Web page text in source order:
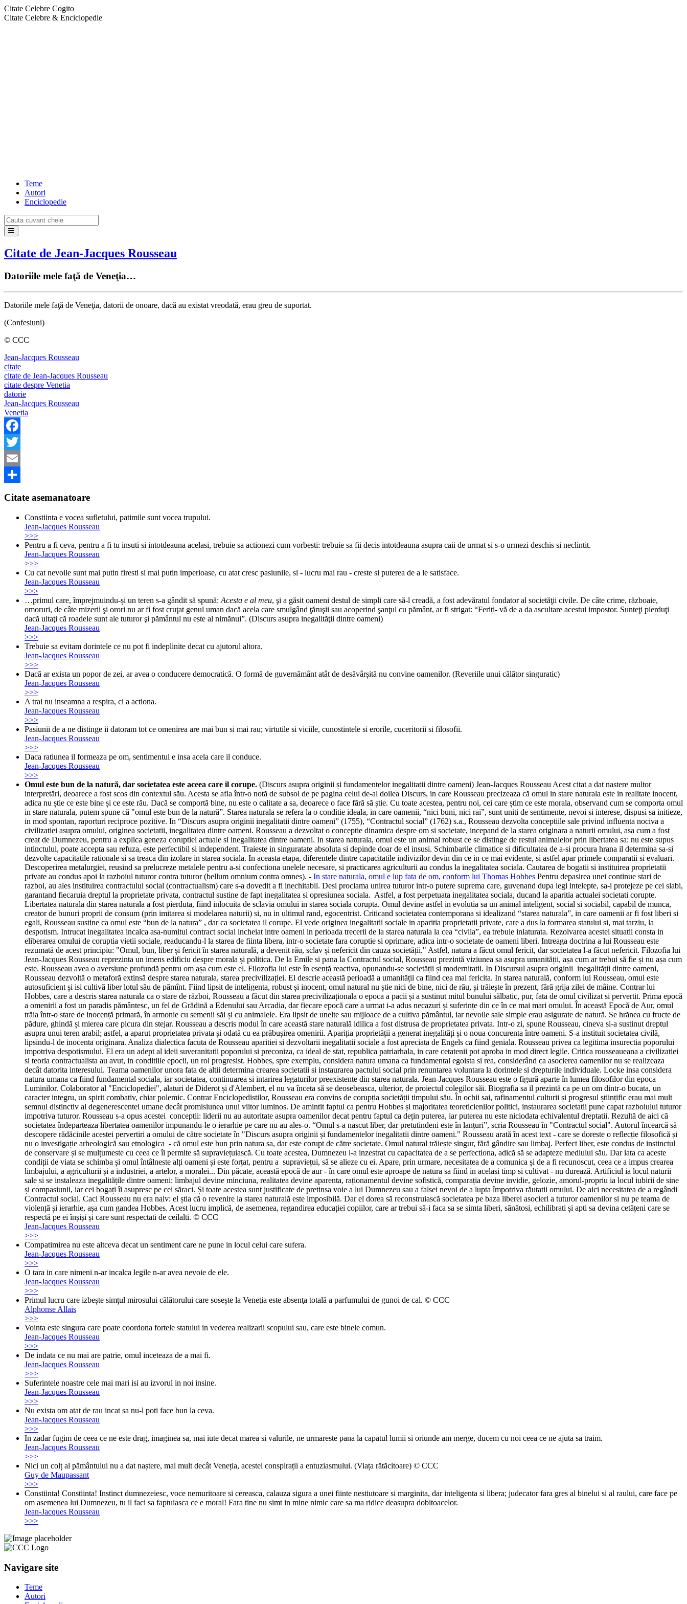
Citate Celebre Cogito
Citate Celebre & Enciclopedie
Teme
Autori
Enciclopedie
Citate de Jean-Jacques Rousseau
Datoriile mele faţă de Veneţia…
Datoriile mele faţă de Veneţia, datorii de onoare, dacă au existat vreodată, erau greu de suportat.
(Confesiuni)
© CCC
Jean-Jacques Rousseau
citate
citate de Jean-Jacques Rousseau
citate despre Venetia
datorie
Jean-Jacques Rousseau
Venetia
Facebook
Twitter
Email
Citate asemanatoare
Constiinta e vocea sufletului, patimile sunt vocea trupului.
Jean-Jacques Rousseau
>>>
Pentru a fi ceva, pentru a fi tu insuti si intotdeauna acelasi, trebuie sa actionezi cum vorbesti: trebuie sa fii decis intotdeauna asupra caii de urmat si s-o urmezi deschis si neclintit.
Jean-Jacques Rousseau
>>>
Cu cat nevoile sunt mai putin firesti si mai putin imperioase, cu atat cresc pasiunile, si - lucru mai rau - creste si puterea de a le satisface.
Jean-Jacques Rousseau
>>>
…primul care, împrejmuindu-și un teren s-a gândit să spună: Acesta e al meu, şi a găsit oameni destul de simpli care să-l creadă, a fost adevăratul fondator al societăţii civile. De câte crime, războaie,
omoruri, de câte mizerii şi orori nu ar fi fost cruţat genul uman dacă acela care smulgând ţăruşii sau acoperind şanţul cu pământ, ar fi strigat: “Feriți- vă de a da ascultare acestui impostor. Sunteţi pierduţi
dacă uitaţi că roadele sunt ale tuturor şi pământul nu este al nimănui”. (Discurs asupra inegalităţii dintre oameni)
Jean-Jacques Rousseau
>>>
Trebuie sa evitam dorintele ce nu pot fi indeplinite decat cu ajutorul altora.
Jean-Jacques Rousseau
>>>
Dacă ar exista un popor de zei, ar avea o conducere democratică. O formă de guvernământ atât de desăvârșită nu convine oamenilor. (Reveriile unui călător singuratic)
Jean-Jacques Rousseau
>>>
A trai nu inseamna a respira, ci a actiona.
Jean-Jacques Rousseau
>>>
Pasiunii de a ne distinge ii datoram tot ce omenirea are mai bun si mai rau; virtutile si viciile, cunostintele si erorile, cuceritorii si filosofii.
Jean-Jacques Rousseau
>>>
Daca ratiunea il formeaza pe om, sentimentul e insa acela care il conduce.
Jean-Jacques Rousseau
>>>
Omul este bun de la natură, dar societatea este aceea care il corupe. (Discurs asupra originii și fundamentelor inegalitatii dintre oameni) Jean-Jacques Rousseau Acest citat a dat nastere multor
interpretări, deoarece a fost scos din contextul său. Acesta se afla într-o notă de subsol de pe pagina celui de-al doilea Discurs, in care Rousseau precizeaza că omul in stare naturala este in realitate inocent,
adica nu știe ce este bine și ce este rău. Dacă se comportă bine, nu este o calitate a sa, deoarece o face fără să știe. Cu toate acestea, pentru noi, cei care știm ce este morala, observand cum se comporta omul
in stare naturala, putem spune că "omul este bun de la natură”. Starea naturala se refera la o conditie ideala, in care oamenii, “nici buni, nici rai”, sunt uniti de sentimente, nevoi si interese, dispusi sa initieze,
in mod spontan, raporturi reciproce pozitive. In “Discurs asupra originii inegalitatii dintre oameni” (1755), “Contractul social” (1762) s.a., Rousseau dezvolta conceptiile sale privind influenta nociva a
civilizatiei asupra omului, originea societatii, inegalitatea dintre oameni. Rousseau a dezvoltat o conceptie dinamica despre om si societate, incepand de la starea originara a naturii omului, asa cum a fost
creat de Dumnezeu, pentru a explica geneza coruptiei actuale si inegalitatea dintre oameni. In starea naturala, omul este un animal robust ce se distinge de restul animalelor prin libertatea sa: nu este supus
intinctului, poate accepta sau refuza, este perfectibil si independent. Traieste in singuratate absoluta si depinde doar de el insusi. Schimbarile climatice si dificultatea de a-si procura hrana il determina sa-si
dezvolte capacitatile rationale si sa treaca din izolare in starea sociala. In aceasta etapa, diferentele dintre capacitatile indivizilor devin din ce in ce mai evidente, si astfel apar primele comparatii si evaluari.
Descoperirea metalurgiei, reusind sa prelucreze metalele pentru a-si confectiona unelele necesare, si practicarea agriculturii au condus la inegalitatea sociala. Cautarea de bogatii si instituirea proprietatii
private au condus apoi la razboiul tuturor contra tuturor (bellum omnium contra omnes). - In stare naturala, omul e lup fata de om, conform lui Thomas Hobbes Pentru depasirea unei continue stari de
razboi, au ales instituirea contractului social (contractualism) care s-a dovedit a fi inechitabil. Desi proclama unirea tuturor intr-o putere suprema care, guvenand dupa legi intelepte, sa-i protejeze pe cei slabi,
garantand fiecaruia dreptul la proprietate privata, contractul sustine de fapt inegalitatea si opresiunea sociala. Astfel, a fost perpetuata inegalitatea sociala, ducand la aparitia actualei societati corupte.
Libertatea naturala din starea naturala a fost pierduta, fiind inlocuita de sclavia omului in starea sociala corupta. Omul devine astfel in evolutia sa un animal inteligent, social si sociabil, capabil de munca,
creator de bunuri proprii de consum (prin imitarea si modelarea naturii) si, nu in ultimul rand, egocentrist. Criticand societatea contemporana si idealizand “starea naturala”, in care oamenii ar fi fost liberi si
egali, Rousseau sustine ca omul este “bun de la natura” , dar ca societatea il corupe. El vede originea inegalitatii sociale in aparitia proprietatii private, care a dus la formarea statului si, mai tarziu, la
despotism. Intrucat inegalitatea incalca asa-numitul contract social incheiat intre oameni in perioada trecerii de la starea naturala la cea “civila”, ea trebuie inlaturata. Rezolvarea acestei situatii consta in
eliberarea omului de coruptia vietii sociale, readucandu-l la starea de fiinta libera, intr-o societate fara coruptie si oprimare, adica intr-o societate de oameni liberi. Intreaga doctrina a lui Rousseau este
rezumată de acest principiu: "Omul, bun, liber și fericit în starea naturală, a devenit rău, sclav și nefericit din cauza societății." Astfel, natura a făcut omul fericit, dar societatea l-a făcut nefericit. Filozofia lui
Jean-Jacques Rousseau reprezinta un imens edificiu despre morala și politica. De la Emile si pana la Contractul social, Rousseau prezintă viziunea sa asupra umanității, așa cum ar trebui să fie și nu așa cum
este. Rousseau avea o aversiune profundă pentru om așa cum este el. Filozofia lui este în esență reactiva, opunandu-se societății și modernitatii. In Discursul asupra originii inegalității dintre oameni,
Rousseau dezvoltă o metaforă extinsă despre starea naturala, starea precivilizației. El descrie această perioadă a umanității ca fiind cea mai fericita. In starea naturală, conform lui Rousseau, omul este
autosuficient și isi cultivă liber lotul său de pămînt. Fiind lipsit de inteligenta, robust și inocent, omul natural nu știe nici de bine, nici de rău, și trăiește în prezent, fără grija zilei de mâine. Contrar lui
Hobbes, care a descris starea naturala ca o stare de război, Rousseau a făcut din starea precivilizaționala o epoca a pacii și a sustinut mitul bunului sălbatic, pur, fata de omul civilizat si pervertit. Prima epocă
a omenirii a fost un paradis pământesc, un fel de Grădină a Edenului sau Arcadia, dar fiecare epocă care a urmat i-a adus necazuri și suferințe din ce în ce mai mari omului. În această Epocă de Aur, omul
trăia într-o stare de inocență primară, în armonie cu semenii săi și cu animalele. Era lipsit de unelte sau mijloace de a cultiva pământul, iar nevoile sale simple erau asigurate de natură. Se hrănea cu fructe de
pădure, ghindă și mierea care picura din stejar. Rousseau a descris modul în care această stare naturală idilica a fost distrusa de proprietatea privata. Intr-o zi, spune Rousseau, cineva si-a sustinut dreptul
asupra unui teren arabil; astfel, a aparut proprietatea privata și odată cu ea prăbușirea omenirii. Apariția proprietății a generat inegalități și o noua concurenta între oameni. S-a instituit societatea civilă,
lipsindu-l de inocenta originara. Analiza dialectica facuta de Rousseau aparitiei si dezvoltarii inegalitatii sociale a fost apreciata de Engels ca fiind geniala. Rousseau privea ca legitima insurectia poporului
impotriva despotismului. El era un adept al ideii suveranitatii poporului si preconiza, ca ideal de stat, republica patriarhala, in care cetatenii pot aproba in mod direct legile. Critica rousseaueana a civilizatiei
si teoria contractualista au avut, in conditiile epocii, un rol progresist. Hobbes, spre exemplu, considera natura umana ca fundamental egoista si rea, considerând ca asocierea oamenilor nu se realizeaza
decât datorita interesului. Teama oamenilor unora fata de altii determina crearea societatii si instaurarea pactului social prin renuntarea voluntara la dorintele si drepturile individuale. Locke insa considera
natura umana ca fiind fundamental sociala, iar societatea, continuarea si intarirea legaturilor preexistente din starea naturala. Jean-Jacques Rousseau este o figură aparte în lumea filosofilor din epoca
Luminilor. Colaborator al "Enciclopediei", alaturi de Diderot și d'Alembert, el nu va înceta să se deosebeasca, ulterior, de proiectul colegilor săi. Biografia sa il prezintă ca pe un om dintr-o bucata, un
caracter integru, un spirit combativ, chiar polemic. Contrar Enciclopedistilor, Rousseau era convins de corupția societății timpului său. În ochii sai, rafinamentul culturii și progresul științific erau mai mult
semnul distinctiv al degenerescentei umane decât promisiunea unui viitor luminos. De amintit faptul ca pentru Hobbes și majoritatea teoreticienilor politici, instaurarea societatii pune capat razboiului tuturor
impotriva tuturor. Rousseau s-a opus acestei conceptii: liderii nu au autoritate asupra oamenilor decat pentru faptul ca dețin puterea, iar puterea nu este niciodata echivalentul dreptatii. Rezultă de aici că
societatea îndeparteaza libertatea oamenilor impunandu-le o ierarhie pe care nu au ales-o. “Omul s-a nascut liber, dar pretutindeni este în lanțuri”, scria Rousseau în "Contractul social". Autorul încearcă să
descopere rădăcinile acestei pervertiri a omului de către societate în "Discurs asupra originii și fundamentelor inegalitatii dintre oameni." Rousseau arată în acest text - care se doreste o reflecție filosofică și
nu o investigație arheologică sau etnologica - că omul este bun prin natura sa, dar este corupt de către societate. Omul natural trăiește singur, fără gândire sau limbaj. Perfect liber, este condus de instinctul
de conservare și se mulțumeste cu ceea ce îi permite să supraviețuiască. Cu toate acestea, Dumnezeu l-a inzestrat cu capacitatea de a se perfectiona, adică să se adapteze mediului său. Dar iata ca aceste
condiții de viata se schimba și omul întâlneste alți oameni și este forțat, pentru a supraviețui, să se alieze cu ei. Apare, prin urmare, necesitatea de a comunica și de a fi recunoscut, ceea ce a impus crearea
limbajului, a agriculturii și a industriei, a artelor, a moralei... Din păcate, această epocă de aur - în care omul este aproape de natura sa fiind in acelasi timp si cultivat - nu durează. Artificiul ia locul naturii
sale si se instaleaza inegalitățile dintre oameni: limbajul devine minciuna, realitatea devine aparenta, raționamentul devine sofistică, comparația devine invidie, gelozie, amorul-propriu ia locul iubirii de sine
și compasiunii, iar cei bogați îi asupresc pe cei săraci. Și toate acestea sunt justificate de pretinsa voie a lui Dumnezeu sau a falsei nevoi de a lupta împotriva răutatii omului. De aici necesitatea de a regândi
Contractul social. Caci Rousseau nu era naiv: el știa că o revenire la starea naturală este imposibilă. Dar el dorea să reconstruiască societatea pe baza liberei asocieri a tuturor oamenilor si nu pe teama de
violență și ierarhie, așa cum gandea Hobbes. Acest lucru implică, de asemenea, regandirea educației copiilor, care ar trebui să-i faca sa se simta liberi, sănătosi, echilibrati și apti sa devina cetățeni care se
respectă pe ei înșiși și care sunt respectati de ceilalti. © CCC
Jean-Jacques Rousseau
>>>
Compatimirea nu este altceva decat un sentiment care ne pune in locul celui care sufera.
Jean-Jacques Rousseau
>>>
O tara in care nimeni n-ar incalca legile n-ar avea nevoie de ele.
Jean-Jacques Rousseau
>>>
Primul lucru care izbește simțul mirosului călătorului care sosește la Veneţia este absenţa totală a parfumului de gunoi de cal. © CCC
Alphonse Allais
>>>
Vointa este singura care poate coordona fortele statului in vederea realizarii scopului sau, care este binele comun.
Jean-Jacques Rousseau
>>>
De indata ce nu mai are patrie, omul inceteaza de a mai fi.
Jean-Jacques Rousseau
>>>
Suferintele noastre cele mai mari isi au izvorul in noi insine.
Jean-Jacques Rousseau
>>>
Nu exista om atat de rau incat sa nu-l poti face bun la ceva.
Jean-Jacques Rousseau
>>>
In zadar fugim de ceea ce ne este drag, imaginea sa, mai iute decat marea si valurile, ne urmareste pana la capatul lumii si oriunde am merge, ducem cu noi ceea ce ne ajuta sa traim.
Jean-Jacques Rousseau
>>>
Nici un colț al pământului nu a dat naștere, mai mult decât Veneția, acestei conspirații a entuziasmului. (Viața rătăcitoare) © CCC
Guy de Maupassant
>>>
Constiinta! Constiinta! Instinct dumnezeiesc, voce nemuritoare si cereasca, calauza sigura a unei fiinte nestiutoare si marginita, dar inteligenta si libera; judecator fara gres al binelui si al raului, care face pe
om asemenea lui Dumnezeu, tu il faci sa faptuiasca ce e moral! Fara tine nu simt in mine nimic care sa ma ridice deasupra dobitoacelor.
Jean-Jacques Rousseau
>>>
Navigare site
Teme
Autori